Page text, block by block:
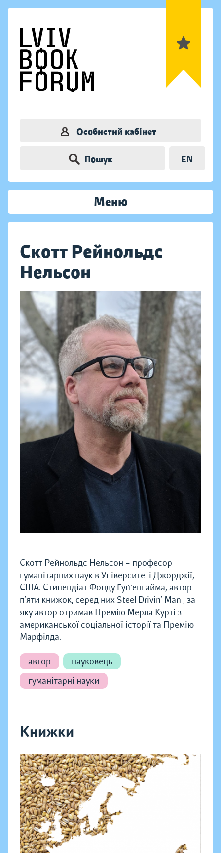
Особистий кабінет
Пошук EN
Меню
Скотт Рейнольдс
Нельсон
Скотт Рейнольдс Нельсон – професор
гуманітарних наук в Університеті Джорджії,
США. Стипендіат Фонду Ґуґґенгайма, автор
п’яти книжок, серед них Steel Drivin’ Man , за
яку автор отримав Премію Мерла Курті з
американської соціальної історії та Премію
Марфілда.
автор
науковець
гуманітарні науки
Книжки